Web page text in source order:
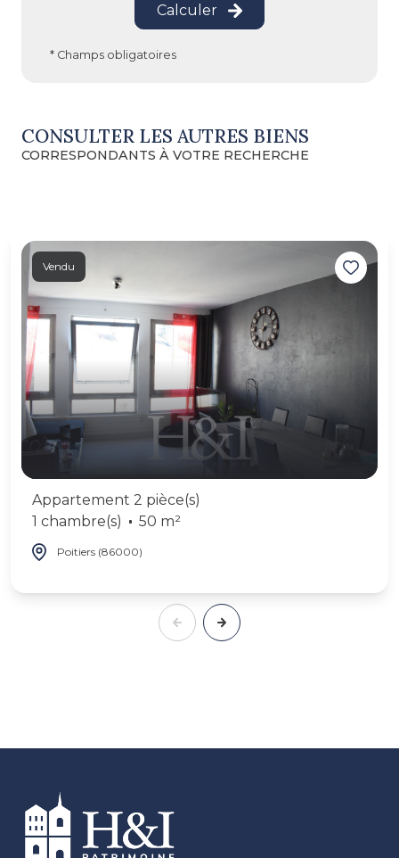
Calculer
* Champs obligatoires
CONSULTER LES AUTRES BIENS
CORRESPONDANTS À VOTRE RECHERCHE
Vendu
Appartement 2 pièce(s)
1 chambre(s)
50 m²
Poitiers (86000)